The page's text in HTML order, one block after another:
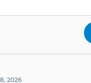
2026